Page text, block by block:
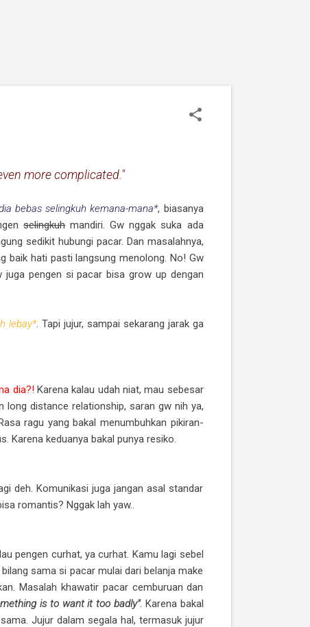
more complicated."
bebas selingkuh kemana-mana*, biasanya
selingkuhmandiri. Gw nggak suka ada
sedikit hubungi pacar. Dan masalahnya,
baik hati pasti langsung menolong. No! Gw
juga pengen si pacar bisa grow up dengan
lebay*. Tapi jujur, sampai sekarang jarak ga
dia?!Karena kalau udah niat, mau sebesar
long distance relationship, saran gw nih ya,
ragu yang bakal menumbuhkan pikiran-
Karena keduanya bakal punya resiko.
deh. Komunikasi juga jangan asal standar
romantis? Nggak lah yaw..
pengen curhat, ya curhat. Kamu lagi sebel
sama si pacar mulai dari belanja make
Masalah khawatir pacar cemburuan dan
is to want it too badly". Karena bakal
Jujur dalam segala hal, termasuk jujur